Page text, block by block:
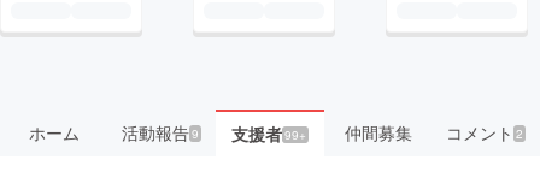
ホーム 活動報告9 支援者99+ 仲間募集 コメント2